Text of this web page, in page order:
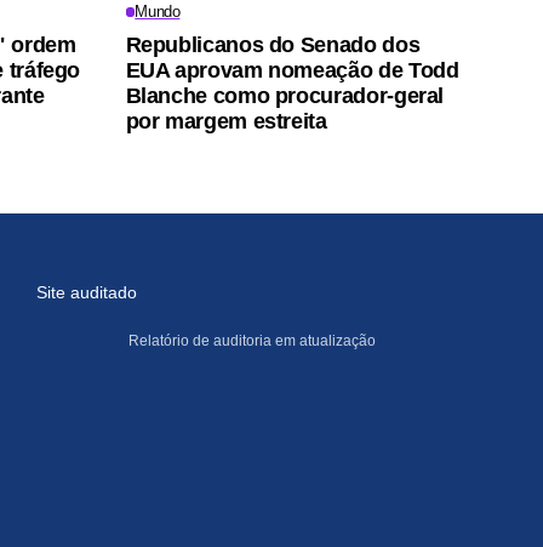
ordem
tráfego
Mundo
Republicanos do Senado dos
EUA aprovam nomeação de Todd
Blanche como procurador-geral
por margem estreita
Site auditado
Relatório de auditoria em atualização